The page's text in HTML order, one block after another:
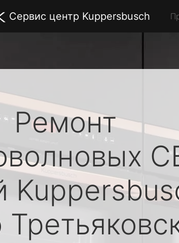
Сервис центр Kuppersbusch
Ремонт